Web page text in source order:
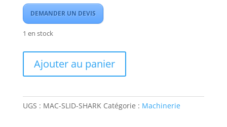
DEMANDER UN DEVIS
1 en stock
Slider
S1
Ajouter au panier
UGS : MAC-SLID-SHARK Catégorie : Machinerie